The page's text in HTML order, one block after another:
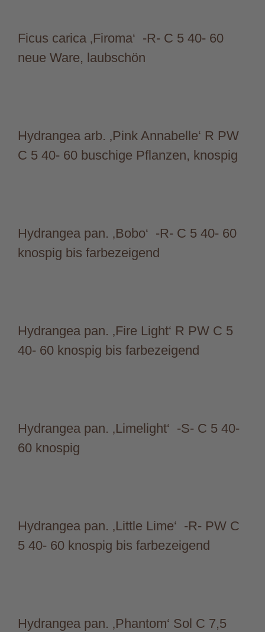
Ficus carica ‚Firoma‘ -R- C 5 40- 60
neue Ware, laubschön
Hydrangea arb. ‚Pink Annabelle‘ R PW
C 5 40- 60 buschige Pflanzen, knospig
Hydrangea pan. ‚Bobo‘ -R- C 5 40- 60
knospig bis farbezeigend
Hydrangea pan. ‚Fire Light‘ R PW C 5
40- 60 knospig bis farbezeigend
Hydrangea pan. ‚Limelight‘ -S- C 5 40-
60 knospig
Hydrangea pan. ‚Little Lime‘ -R- PW C
5 40- 60 knospig bis farbezeigend
Hydrangea pan. ‚Phantom‘ Sol C 7,5